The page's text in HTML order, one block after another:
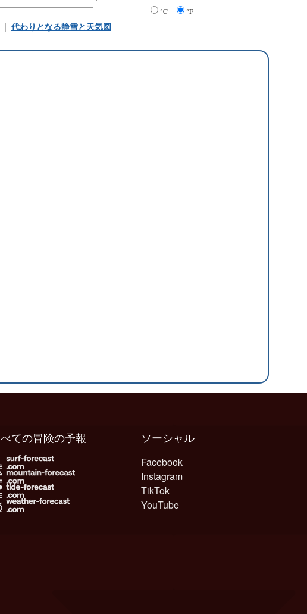
°C °F
| 代わりとなる静雪と天気図
ソーシャル
Facebook
Instagram
TikTok
YouTube
すべての冒険の予報